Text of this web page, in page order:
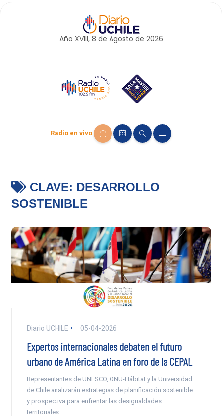
Año XVIII, 8 de Agosto de 2026
Radio en vivo
CLAVE: DESARROLLO
SOSTENIBLE
Diario UCHILE 05-04-2026
Expertos internacionales debaten el futuro
urbano de América Latina en foro de la CEPAL
Representantes de UNESCO, ONU-Hábitat y la Universidad
de Chile analizarán estrategias de planificación sostenible
y prospectiva para enfrentar las desigualdades
territoriales.